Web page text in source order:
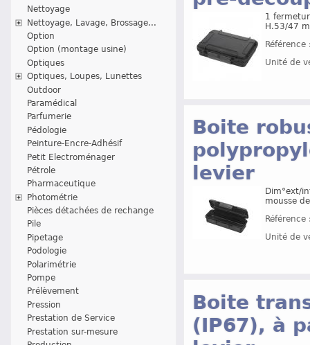
Nettoyage
Nettoyage, Lavage, Brossage...
Option
Option (montage usine)
Optiques
Optiques, Loupes, Lunettes
Outdoor
Paramédical
Parfumerie
Pédologie
Peinture-Encre-Adhésif
Petit Electroménager
Pétrole
Pharmaceutique
Photométrie
Pièces détachées de rechange
Pile
Pipetage
Podologie
Polarimétrie
Pompe
Prélèvement
Pression
Prestation de Service
Prestation sur-mesure
1
H.53/47
Unité de
Boite
levier
Dim°ext/
mousse
Unité de
Boite
(IP67), à